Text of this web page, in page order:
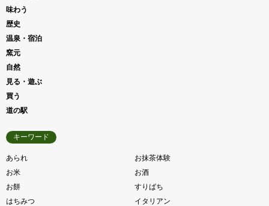
味わう
歴史
温泉・宿泊
窯元
自然
見る・遊ぶ
買う
道の駅
キーワード
あられ
お抹茶体験
お米
お酒
お餅
すりばち
はちみつ
イタリアン